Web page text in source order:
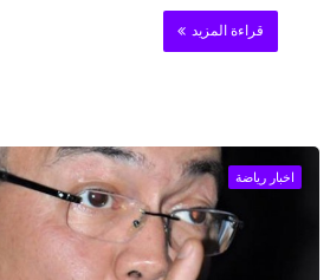
قراءة المزيد
اخبار رياضة